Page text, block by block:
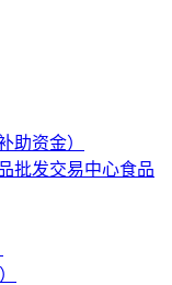
助资金）
批发交易中心食品